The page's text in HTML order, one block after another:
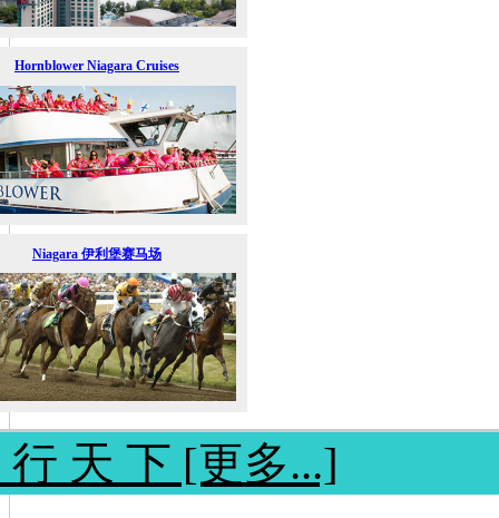
Hornblower Niagara Cruises
Niagara 伊利堡赛马场
行 天 下 [更多...]